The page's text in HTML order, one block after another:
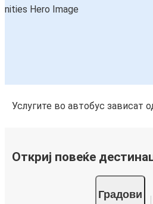
Услугите во автобус зависат
Откриј повеќе
Градови